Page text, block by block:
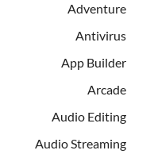
Adventure
Antivirus
App Builder
Arcade
Audio Editing
Audio Streaming